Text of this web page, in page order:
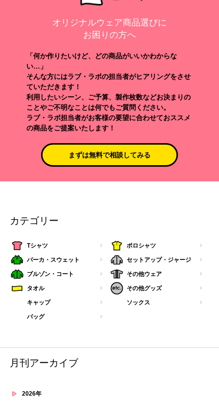
オリジナルウェア商品選びに
お困りの方へ
「何か作りたいけど、どの商品がいいかわからな
い…」
そんな方にはラブ・ラボの担当者がヒアリングをさせ
ていただきます！
利用したいシーン、ご予算、製作枚数などお決まりの
ことやご不明なことは何でもご質問ください。
ラブ・ラボ担当者がお客様の要望に合わせておススメ
の商品をご提案いたします！
まずは無料で相談してみる
カテゴリー
Tシャツ ポロシャツ
パーカ・スウェット セットアップ・ジャージ
ブルゾン・コート その他ウェア
タオル その他グッズ
キャップ ソックス
バッグ
月刊アーカイブ
2026年